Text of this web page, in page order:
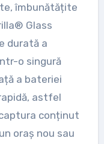
îmbunătățite
Glass
durată a
o singură
a bateriei
astfel
conținut
oraș nou sau